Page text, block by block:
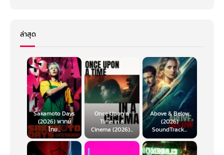
ล่าสุด
Sakamoto Days
(2026) พากย์
ไทย...
Once Upon a
Time in a
Cinema (2026)...
Above & Below
(2026)
SoundTrack...